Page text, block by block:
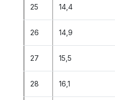
25 14,4
26 14,9
27 15,5
28 16,1